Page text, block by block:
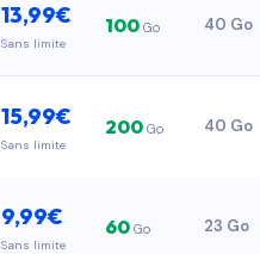
13,99€
Sans limite
100Go 40 Go
15,99€
Sans limite
200Go 40 Go
9,99€
Sans limite
60Go 23 Go